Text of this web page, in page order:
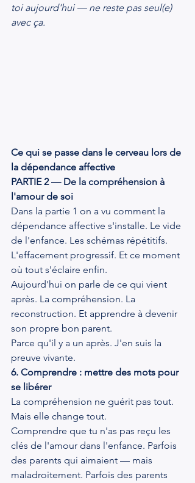
toi aujourd'hui — ne reste pas seul(e)
avec ça.
Ce qui se passe dans le cerveau lors de
la dépendance affective
PARTIE 2 — De la compréhension à
l'amour de soi
Dans la partie 1 on a vu comment la
dépendance affective s'installe. Le vide
de l'enfance. Les schémas répétitifs.
L'effacement progressif. Et ce moment
où tout s'éclaire enfin.
Aujourd'hui on parle de ce qui vient
après. La compréhension. La
reconstruction. Et apprendre à devenir
son propre bon parent.
Parce qu'il y a un après. J'en suis la
preuve vivante.
6. Comprendre : mettre des mots pour
se libérer
La compréhension ne guérit pas tout.
Mais elle change tout.
Comprendre que tu n'as pas reçu les
clés de l'amour dans l'enfance. Parfois
des parents qui aimaient — mais
maladroitement. Parfois des parents